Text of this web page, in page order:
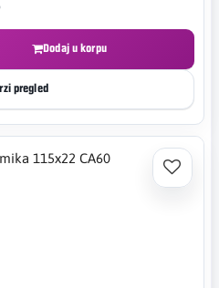
Dodaj u korpu
pregled